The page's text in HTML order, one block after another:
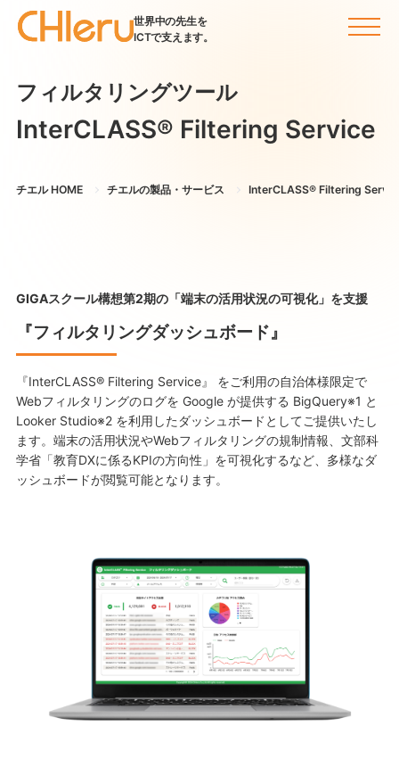
世界中の先生を
ICTで支えます。
フィルタリングツール
InterCLASS®︎ Filtering Service
チエル HOME チエルの製品・サービス InterCLASS®︎ Filtering
GIGAスクール構想第2期の「端末の活用状況の可視化」を支援
『フィルタリングダッシュボード』
『InterCLASS® Filtering Service』 をご利用の自治体様限定で
Webフィルタリングのログを Google が提供する BigQuery※1 と
Looker Studio※2 を利用したダッシュボードとしてご提供いたし
ます。端末の活用状況やWebフィルタリングの規制情報、文部科
学省「教育DXに係るKPIの方向性」を可視化するなど、多様なダ
ッシュボードが閲覧可能となります。